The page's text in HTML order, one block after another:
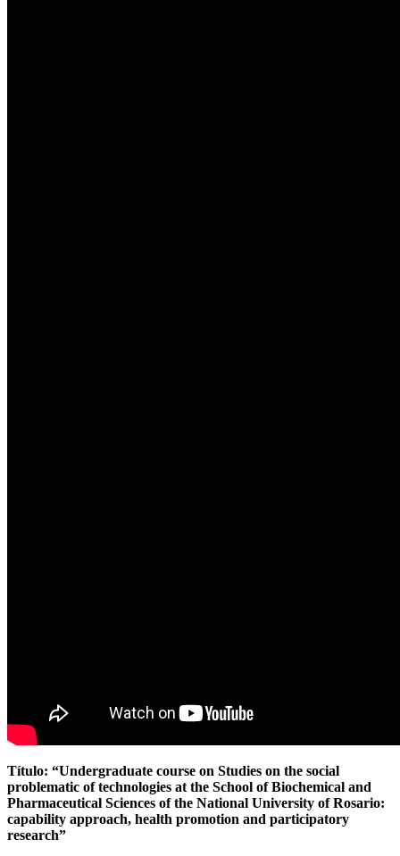
Título: “Undergraduate course on Studies on the social
problematic of technologies at the School of Biochemical and
Pharmaceutical Sciences of the National University of Rosario:
capability approach, health promotion and participatory
research”